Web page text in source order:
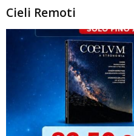
Cieli Remoti